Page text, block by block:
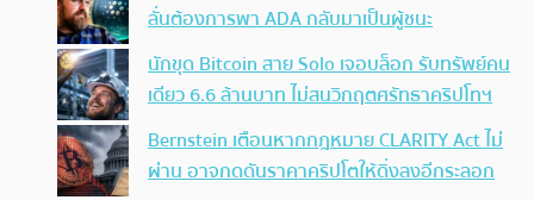
ลั่นต้องการพา ADA กลับมาเป็นผู้ชนะ
นักขุด Bitcoin สาย Solo เจอบล็อก รับทรัพย์คน
เดียว 6.6 ล้านบาท ไม่สนวิกฤตศรัทธาคริปโทฯ
Bernstein เตือนหากกฎหมาย CLARITY Act ไม่
ผ่าน อาจกดดันราคาคริปโตให้ดิ่งลงอีกระลอก